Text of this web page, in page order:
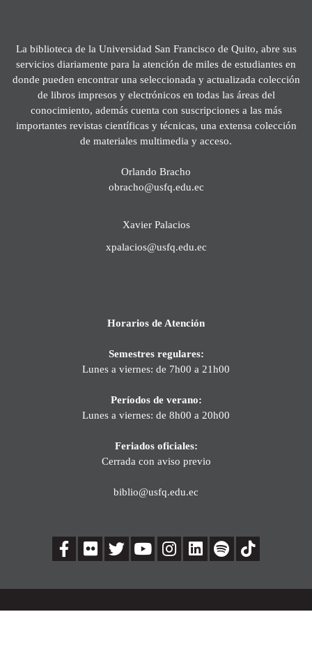
La biblioteca de la Universidad San Francisco de Quito, abre sus
servicios diariamente para la atención de miles de estudiantes en
donde pueden encontrar una seleccionada y actualizada colección
de libros impresos y electrónicos en todas las áreas del
conocimiento, además cuenta con suscripciones a las más
importantes revistas científicas y técnicas, una extensa colección
de materiales multimedia y acceso.
Orlando Bracho
obracho@usfq.edu.ec
Xavier Palacios
xpalacios@usfq.edu.ec
Horarios de Atención
Semestres regulares:
Lunes a viernes: de 7h00 a 21h00
Períodos de verano:
Lunes a viernes: de 8h00 a 20h00
Feriados oficiales:
Cerrada con aviso previo
biblio@usfq.edu.ec